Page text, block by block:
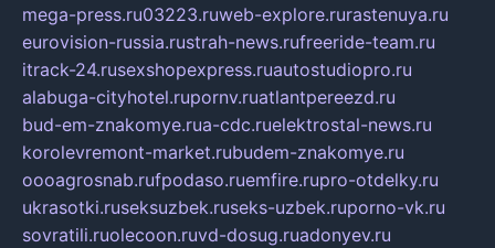
mega-press.ru03223.ruweb-explore.rurastenuya.ru
eurovision-russia.rustrah-news.rufreeride-team.ru
itrack-24.rusexshopexpress.ruautostudiopro.ru
alabuga-cityhotel.rupornv.ruatlantpereezd.ru
bud-em-znakomye.rua-cdc.ruelektrostal-news.ru
korolevremont-market.rubudem-znakomye.ru
oooagrosnab.rufpodaso.ruemfire.rupro-otdelky.ru
ukrasotki.ruseksuzbek.ruseks-uzbek.ruporno-vk.ru
sovratili.ruolecoon.ruvd-dosug.ruadonyev.ru